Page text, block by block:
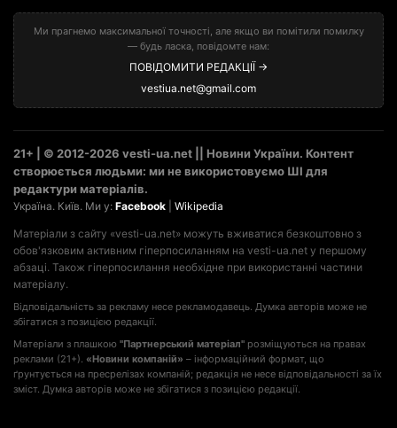
Ми прагнемо максимальної точності, але якщо ви помітили помилку
— будь ласка, повідомте нам:
ПОВІДОМИТИ РЕДАКЦІЇ →
vestiua.net@gmail.com
21+ | © 2012-2026 vesti-ua.net || Новини України. Контент
створюється людьми: ми не використовуємо ШІ для
редактури матеріалів.
Україна. Київ. Ми у: Facebook Wikipedia
Матеріали з сайту «vesti-ua.net» можуть вживатися безкоштовно з
обов'язковим активним гіперпосиланням на vesti-ua.net у першому
абзаці. Також гіперпосилання необхідне при використанні частини
матеріалу.
Відповідальність за рекламу несе рекламодавець. Думка авторів може не
збігатися з позицією редакції.
Матеріали з плашкою "Партнерський матеріал" розміщуються на правах
реклами (21+). «Новини компаній» – інформаційний формат, що
ґрунтується на пресрелізах компаній; редакція не несе відповідальності за їх
зміст. Думка авторів може не збігатися з позицією редакції.